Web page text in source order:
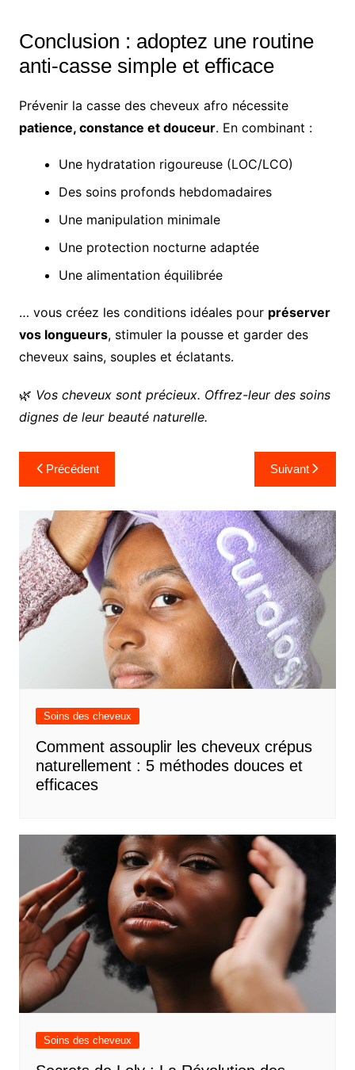
Conclusion : adoptez une routine
anti-casse simple et efficace
Prévenir la casse des cheveux afro nécessite
patience, constance et douceur. En combinant :
Une hydratation rigoureuse (LOC/LCO)
Des soins profonds hebdomadaires
Une manipulation minimale
Une protection nocturne adaptée
Une alimentation équilibrée
… vous créez les conditions idéales pour préserver
vos longueurs, stimuler la pousse et garder des
cheveux sains, souples et éclatants.
🌿 Vos cheveux sont précieux. Offrez-leur des soins
dignes de leur beauté naturelle.
Navigation
de
l’article
Précédent Suivant
Soins des cheveux
Comment assouplir les cheveux crépus
naturellement : 5 méthodes douces et
efficaces
Soins des cheveux